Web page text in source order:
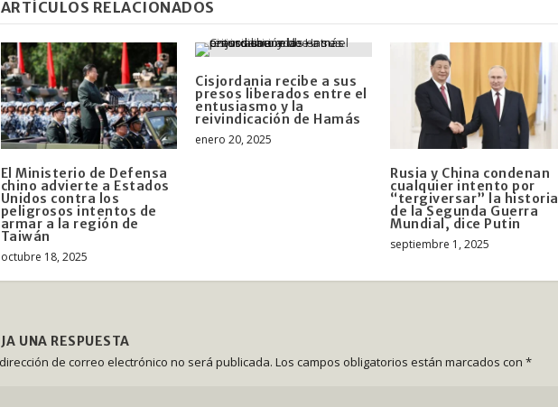
ARTÍCULOS RELACIONADOS
El Ministerio de Defensa
chino advierte a Estados
Unidos contra los
peligrosos intentos de
armar a la región de
Taiwán
octubre 18, 2025
Cisjordania recibe a sus
presos liberados entre el
entusiasmo y la
reivindicación de Hamás
enero 20, 2025
Rusia y China condenan
cualquier intento por
“tergiversar” la historia
de la Segunda Guerra
Mundial, dice Putin
septiembre 1, 2025
UNA RESPUESTA
de correo electrónico no será publicada. Los campos obligatorios están marcados con *